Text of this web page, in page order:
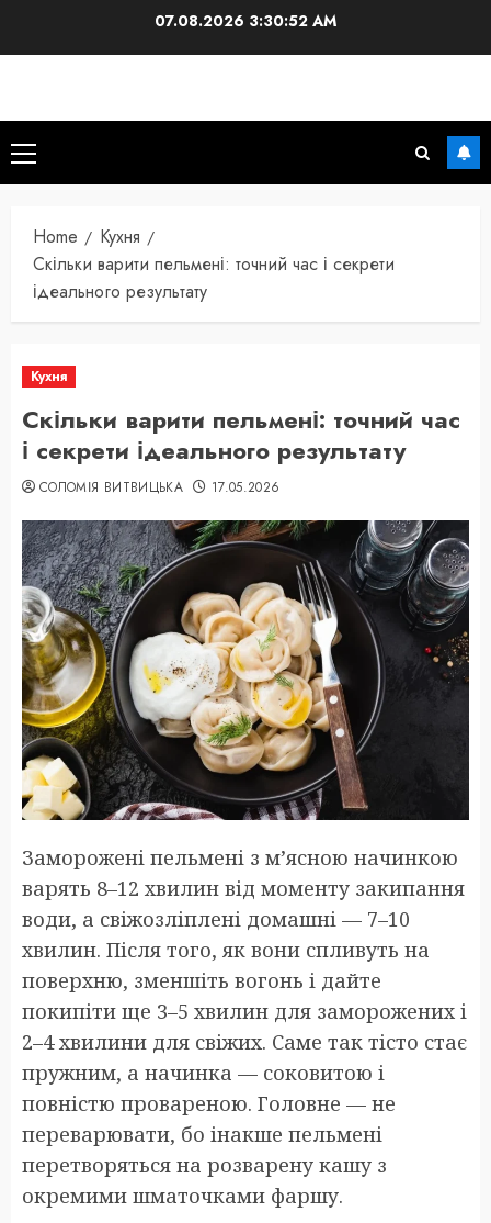
07.08.2026 3:30:53 AM
Primary
Menu
Home
Кухня
Скільки варити пельмені: точний час і секрети
ідеального результату
Кухня
Скільки варити пельмені: точний час
і секрети ідеального результату
СОЛОМІЯ ВИТВИЦЬКА 17.05.2026
Заморожені пельмені з м’ясною начинкою
варять 8–12 хвилин від моменту закипання
води, а свіжозліплені домашні — 7–10
хвилин. Після того, як вони спливуть на
поверхню, зменшіть вогонь і дайте
покипіти ще 3–5 хвилин для заморожених і
2–4 хвилини для свіжих. Саме так тісто стає
пружним, а начинка — соковитою і
повністю провареною. Головне — не
переварювати, бо інакше пельмені
перетворяться на розварену кашу з
окремими шматочками фаршу.